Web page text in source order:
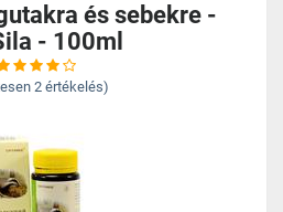
és sebekre -
- 100ml
2 értékelés)